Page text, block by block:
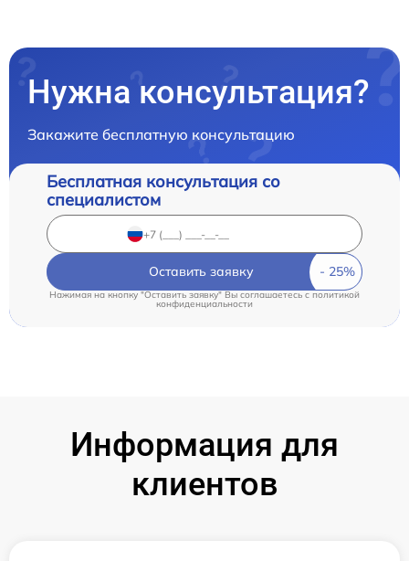
Нужна консультация?
Закажите бесплатную консультацию
Бесплатная консультация со
специалистом
Оставить заявку
Нажимая на кнопку "Оставить заявку" Вы соглашаетесь cполитикой
конфиденциальности
Информация для
клиентов